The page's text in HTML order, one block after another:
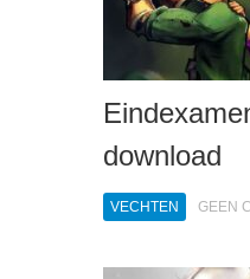
download
VECHTEN GEEN